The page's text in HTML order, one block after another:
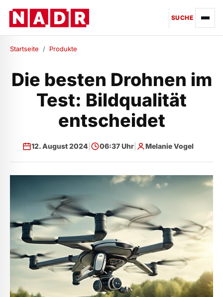
SUCHE
Startseite / Produkte
Die besten Drohnen im
Test: Bildqualität
entscheidet
12. August 2024 06:37 Uhr| Melanie Vogel